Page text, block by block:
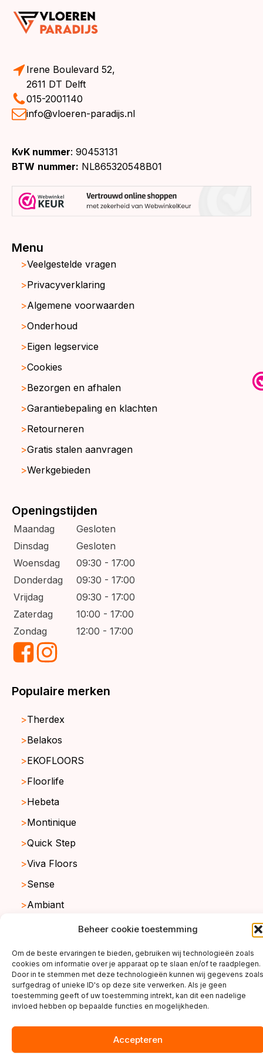
Beheer cookie toestemming
Om de beste ervaringen te bieden, gebruiken wij technologieën zoals
cookies om informatie over je apparaat op te slaan en/of te raadplegen.
Door in te stemmen met deze technologieën kunnen wij gegevens zoals
surfgedrag of unieke ID's op deze site verwerken. Als je geen
toestemming geeft of uw toestemming intrekt, kan dit een nadelige
invloed hebben op bepaalde functies en mogelijkheden.
Accepteren
Irene Boulevard 52,
2611 DT Delft
015-2001140
info@vloeren-paradijs.nl
KvK nummer: 90453131
BTW nummer: NL865320548B01
Menu
Veelgestelde vragen
Privacyverklaring
Algemene voorwaarden
Onderhoud
Eigen legservice
Cookies
Bezorgen en afhalen
Garantiebepaling en klachten
Retourneren
Gratis stalen aanvragen
Werkgebieden
Openingstijden
Maandag
Gesloten
Dinsdag
Gesloten
Woensdag
09:30 - 17:00
Donderdag
09:30 - 17:00
Vrijdag
09:30 - 17:00
Zaterdag
10:00 - 17:00
Zondag
12:00 - 17:00
Populaire merken
Therdex
Belakos
EKOFLOORS
Floorlife
Hebeta
Montinique
Quick Step
Viva Floors
Sense
Ambiant
copyright ©2026